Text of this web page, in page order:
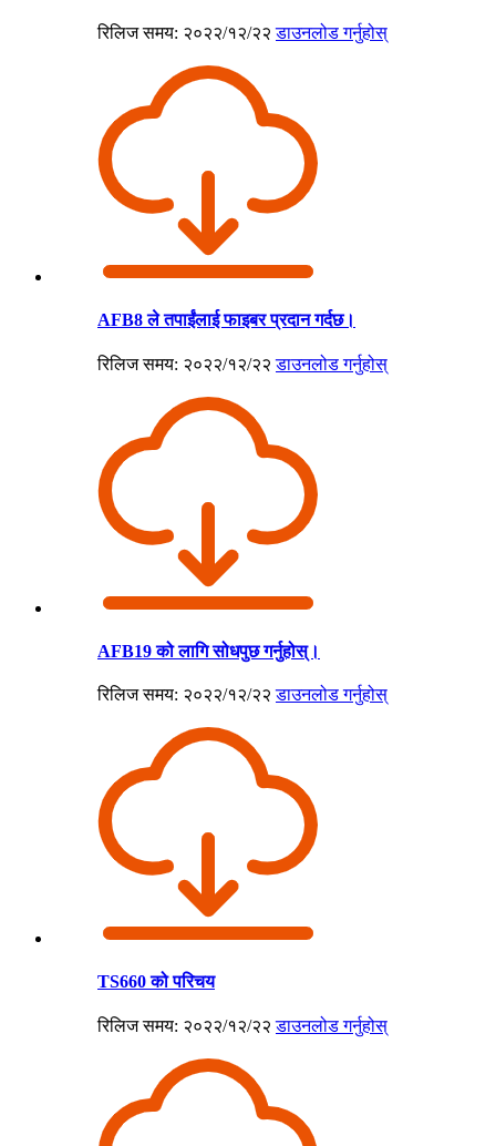
रिलिज समय: २०२२/१२/२२ डाउनलोड गर्नुहोस्
AFB8 ले तपाईंलाई फाइबर प्रदान गर्दछ।
रिलिज समय: २०२२/१२/२२ डाउनलोड गर्नुहोस्
AFB19 को लागि सोधपुछ गर्नुहोस्।
रिलिज समय: २०२२/१२/२२ डाउनलोड गर्नुहोस्
TS660 को परिचय
रिलिज समय: २०२२/१२/२२ डाउनलोड गर्नुहोस्